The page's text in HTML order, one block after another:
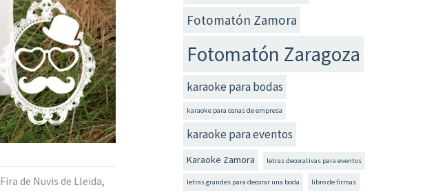
Fira de Nuvis de Lleida,
Fotomatón Zamora
Fotomatón Zaragoza
karaoke para bodas
karaoke para cenas de empresa
karaoke para eventos
Karaoke Zamora letras decorativas para eventos
letras grandes para decorar una boda libro de firmas